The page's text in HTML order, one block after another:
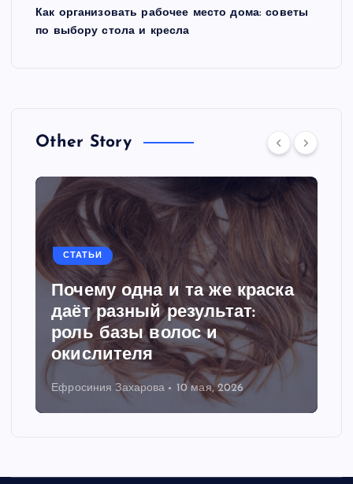
Как организовать рабочее место дома: советы
по выбору стола и кресла
Other Story
СТАТЬИ
Почему одна и та же краска
даёт разный результат:
роль базы волос и
окислителя
Ефросиния Захарова 10 мая, 2026